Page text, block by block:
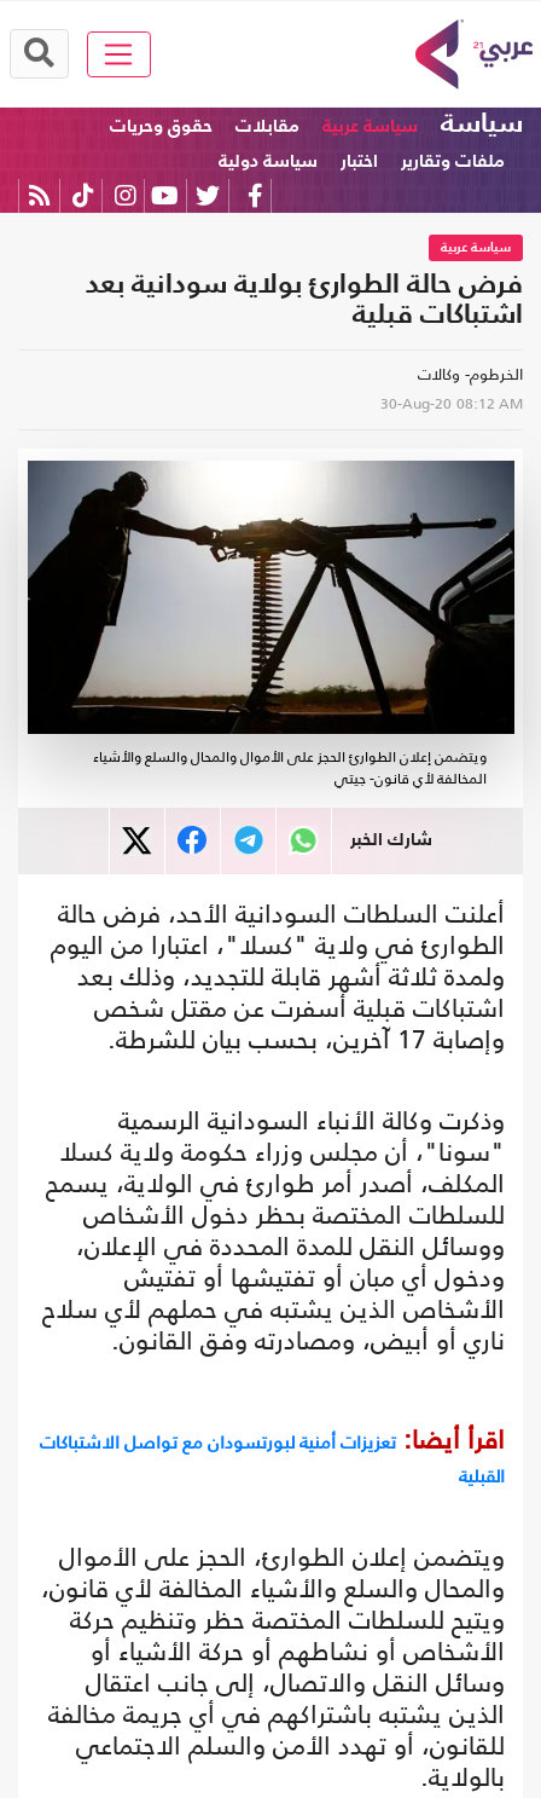
سياسة سياسة عربية مقابلات
حقوق وحريات
ملفات وتقارير
اختبار سياسة دولية
سياسة عربية
فرض حالة الطوارئ بولاية سودانية بعد
اشتباكات قبلية
الخرطوم- وكالات
30-Aug-20 08:12 AM
ويتضمن إعلان الطوارئ الحجز على الأموال والمحال والسلع والأشياء
المخالفة لأي قانون- جيتي
شارك الخبر
أعلنت السلطات السودانية الأحد، فرض حالة
الطوارئ في ولاية "كسلا"، اعتبارا من اليوم
ولمدة ثلاثة أشهر قابلة للتجديد، وذلك بعد
اشتباكات قبلية أسفرت عن مقتل شخص
وإصابة 17 آخرين، بحسب بيان للشرطة.
وذكرت وكالة الأنباء السودانية الرسمية
"سونا"، أن مجلس وزراء حكومة ولاية كسلا
المكلف، أصدر أمر طوارئ في الولاية، يسمح
للسلطات المختصة بحظر دخول الأشخاص
ووسائل النقل للمدة المحددة في الإعلان،
ودخول أي مبان أو تفتيشها أو تفتيش
الأشخاص الذين يشتبه في حملهم لأي سلاح
ناري أو أبيض، ومصادرته وفق القانون.
اقرأ أيضا:تعزيزات أمنية لبورتسودان مع تواصل الاشتباكات
القبلية
ويتضمن إعلان الطوارئ، الحجز على الأموال
والمحال والسلع والأشياء المخالفة لأي قانون،
ويتيح للسلطات المختصة حظر وتنظيم حركة
الأشخاص أو نشاطهم أو حركة الأشياء أو
وسائل النقل والاتصال، إلى جانب اعتقال
الذين يشتبه باشتراكهم في أي جريمة مخالفة
للقانون، أو تهدد الأمن والسلم الاجتماعي
بالولاية.